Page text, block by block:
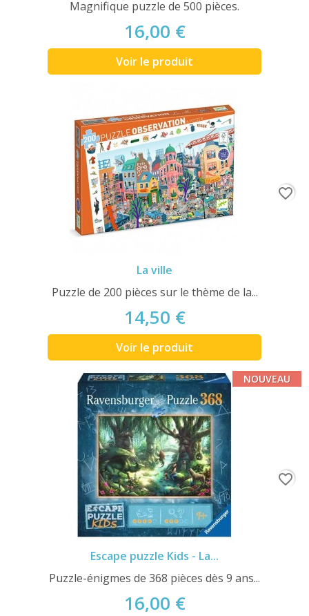
Magnifique puzzle de 500 pièces.
16,00 €
Voir le produit
La ville
Puzzle de 200 pièces sur le thème de la...
14,50 €
Voir le produit
favorite_border
Escape puzzle Kids - La...
Puzzle-énigmes de 368 pièces dès 9 ans...
16,00 €
NOUVEAU
favorite_border